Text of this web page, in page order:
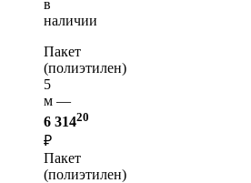
в
наличии
Пакет
(полиэтилен)
5
м —
6 31420
₽
Пакет
(полиэтилен)